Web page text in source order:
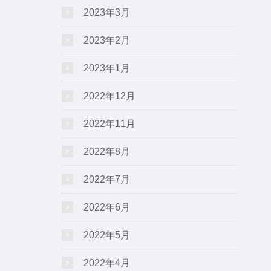
2023年3月
2023年2月
2023年1月
2022年12月
2022年11月
2022年8月
2022年7月
2022年6月
2022年5月
2022年4月